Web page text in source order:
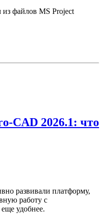
из файлов MS Project
CAD 2026.1: что
развивали платформу,
работу с
удобнее.